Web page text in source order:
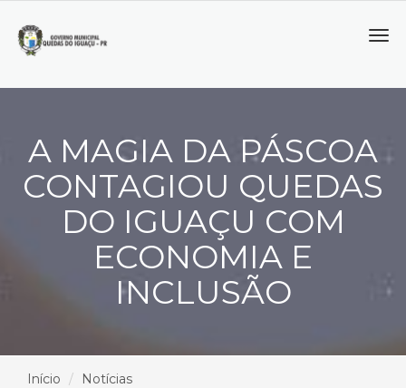
A MAGIA DA PÁSCOA
CONTAGIOU QUEDAS
DO IGUAÇU COM
ECONOMIA E
INCLUSÃO
Início
Notícias